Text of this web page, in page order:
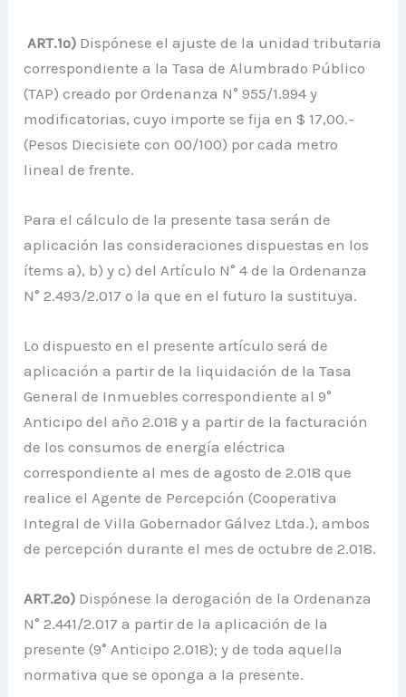
ART.1º) Dispónese el ajuste de la unidad tributaria
correspondiente a la Tasa de Alumbrado Público
(TAP) creado por Ordenanza N° 955/1.994 y
modificatorias, cuyo importe se fija en $ 17,00.-
(Pesos Diecisiete con 00/100) por cada metro
lineal de frente.
Para el cálculo de la presente tasa serán de
aplicación las consideraciones dispuestas en los
ítems a), b) y c) del Artículo N° 4 de la Ordenanza
N° 2.493/2.017 o la que en el futuro la sustituya.
Lo dispuesto en el presente artículo será de
aplicación a partir de la liquidación de la Tasa
General de Inmuebles correspondiente al 9°
Anticipo del año 2.018 y a partir de la facturación
de los consumos de energía eléctrica
correspondiente al mes de agosto de 2.018 que
realice el Agente de Percepción (Cooperativa
Integral de Villa Gobernador Gálvez Ltda.), ambos
de percepción durante el mes de octubre de 2.018.
ART.2º) Dispónese la derogación de la Ordenanza
N° 2.441/2.017 a partir de la aplicación de la
presente (9° Anticipo 2.018); y de toda aquella
normativa que se oponga a la presente.